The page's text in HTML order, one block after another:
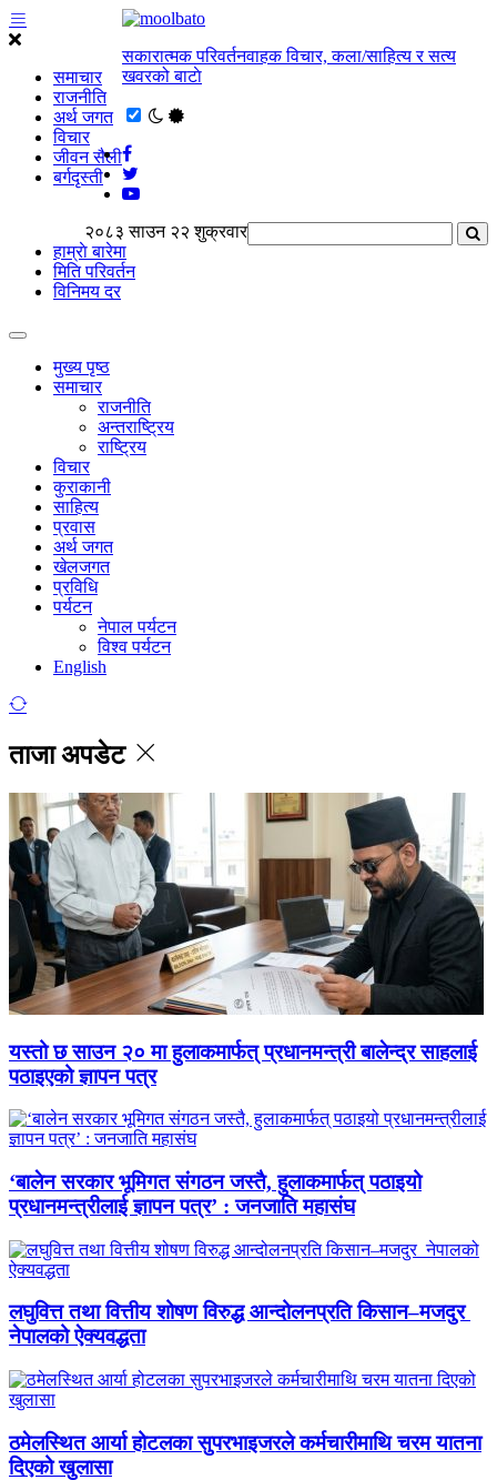
समाचार
राजनीति
अर्थ जगत
विचार
जीवन सैली
बर्गदृस्ती
सकारात्मक परिवर्तनवाहक विचार, कला/साहित्य र सत्य
खवरको बाटाे
२०८३ साउन २२ शुक्रवार
हाम्राे बारेमा
मिति परिवर्तन
विनिमय दर
मुख्य पृष्ठ
समाचार
राजनीति
अन्तराष्ट्रिय
राष्ट्रिय
विचार
कुराकानी
साहित्य
प्रवास
अर्थ जगत
खेलजगत
प्रविधि
पर्यटन
नेपाल पर्यटन
विश्व पर्यटन
English
ताजा अपडेट
यस्तो छ साउन २० मा हुलाकमार्फत् प्रधानमन्त्री बालेन्द्र साहलाई
पठाइएको ज्ञापन पत्र
‘बालेन सरकार भूमिगत संगठन जस्तै, हुलाकमार्फत् पठाइयो
प्रधानमन्त्रीलाई ज्ञापन पत्र’ : जनजाति महासंघ
लघुवित्त तथा वित्तीय शोषण विरुद्ध आन्दोलनप्रति किसान–मजदुर
नेपालको ऐक्यवद्धता
ठमेलस्थित आर्या होटलका सुपरभाइजरले कर्मचारीमाथि चरम यातना
दिएको खुलासा